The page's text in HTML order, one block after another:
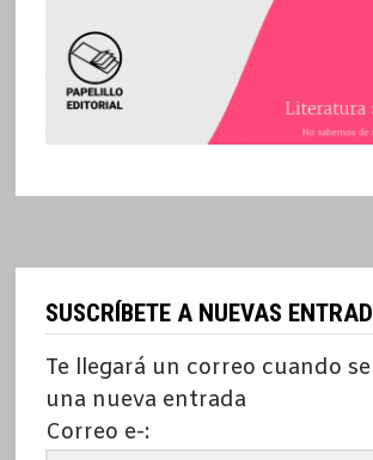
SUSCRÍBETE A NUEVAS
Te llegará un correo cuando
una nueva entrada
Correo e-: